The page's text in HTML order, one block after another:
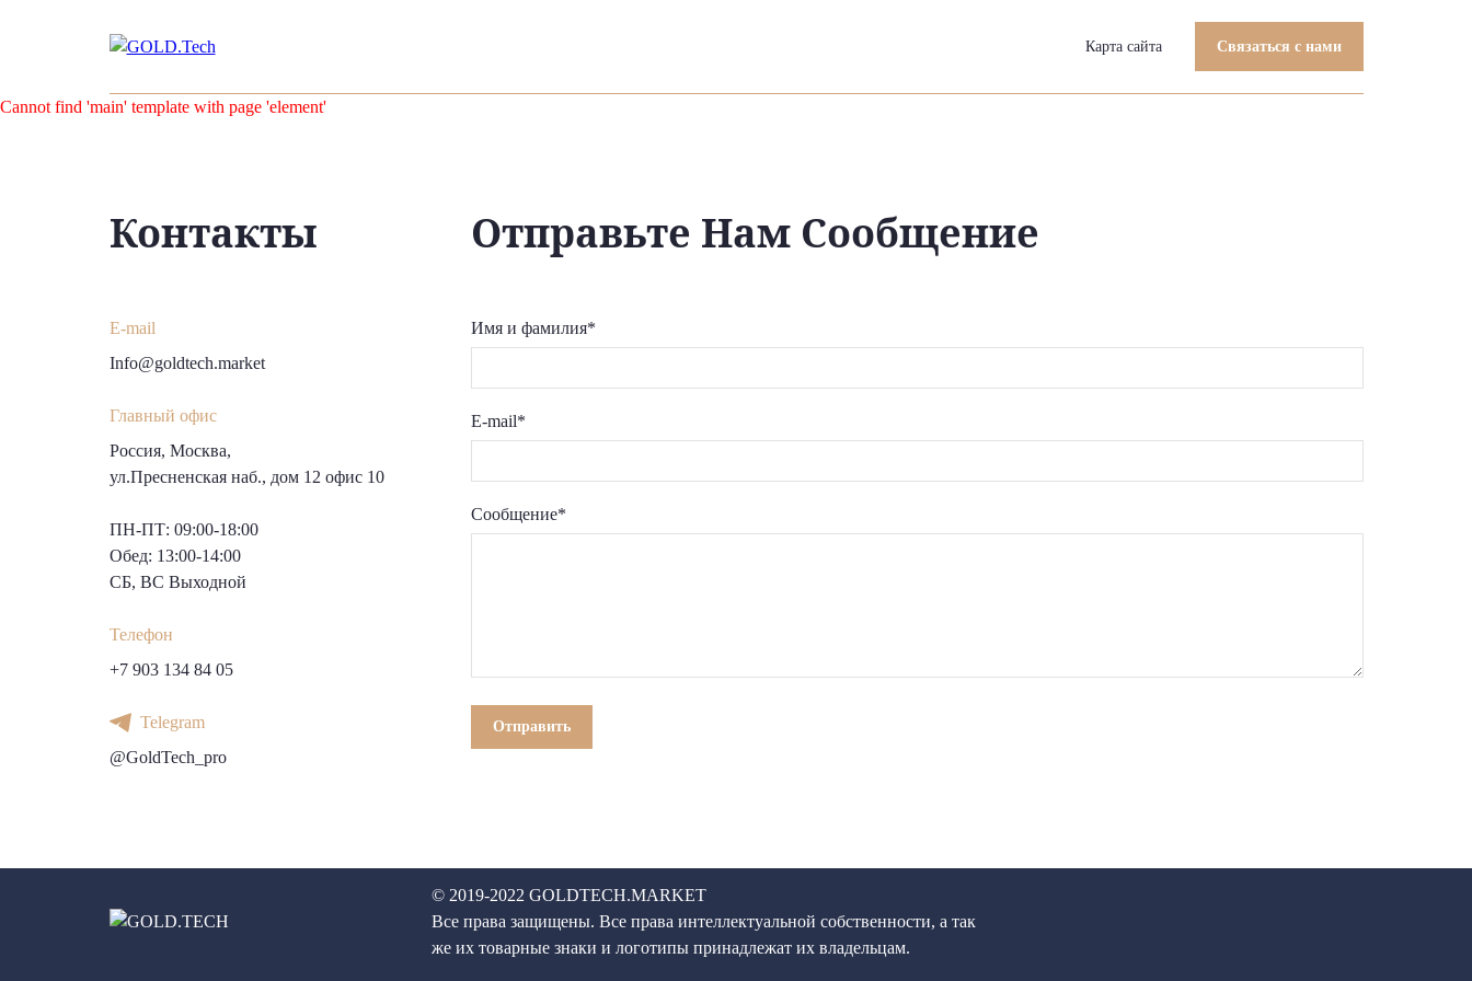
Карта сайта Связаться с нами
Cannot find 'main' template with page 'element'
Контакты
E-mail
Info@goldtech.market
Главный офис
Россия, Москва,
ул.Пресненская наб., дом 12 офис 10
ПН-ПТ: 09:00-18:00
Обед: 13:00-14:00
СБ, ВС Выходной
Телефон
+7 903 134 84 05
Telegram
@GoldTech_pro
Отправьте Нам Сообщение
Имя и фамилия*
E-mail*
Сообщение*
© 2019-2022 GOLDTECH.MARKET
Все права защищены. Все права интеллектуальной собственности, а так
же их товарные знаки и логотипы принадлежат их владельцам.